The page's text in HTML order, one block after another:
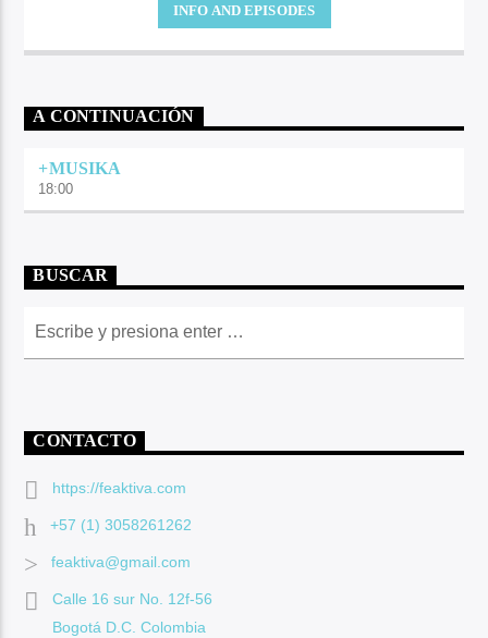
INFO AND EPISODES
A CONTINUACIÓN
+MUSIKA
18:00
BUSCAR
CONTACTO
https://feaktiva.com
+57 (1) 3058261262
feaktiva@gmail.com
Calle 16 sur No. 12f-56
Bogotá D.C. Colombia